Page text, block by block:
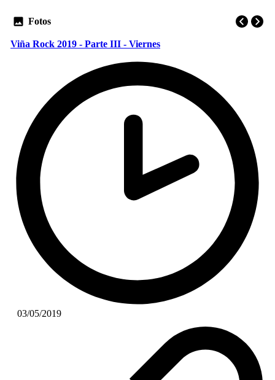
Fotos
Viña Rock 2019 - Parte III - Viernes
03/05/2019